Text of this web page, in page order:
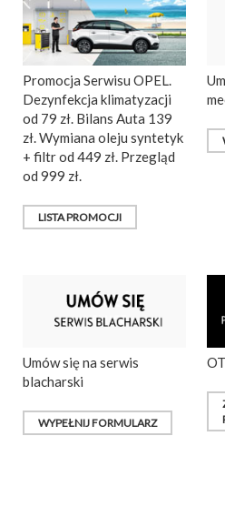
Promocja Serwisu OPEL.
Dezynfekcja klimatyzacji
od 79 zł. Bilans Auta 139
zł. Wymiana oleju syntetyk
+ filtr od 449 zł. Przegląd
od 999 zł.
LISTA PROMOCJI
Umów się na serwis
blacharski
WYPEŁNIJ FORMULARZ